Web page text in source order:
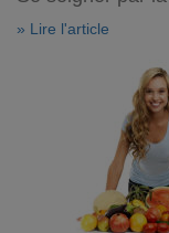
» Lire l'article